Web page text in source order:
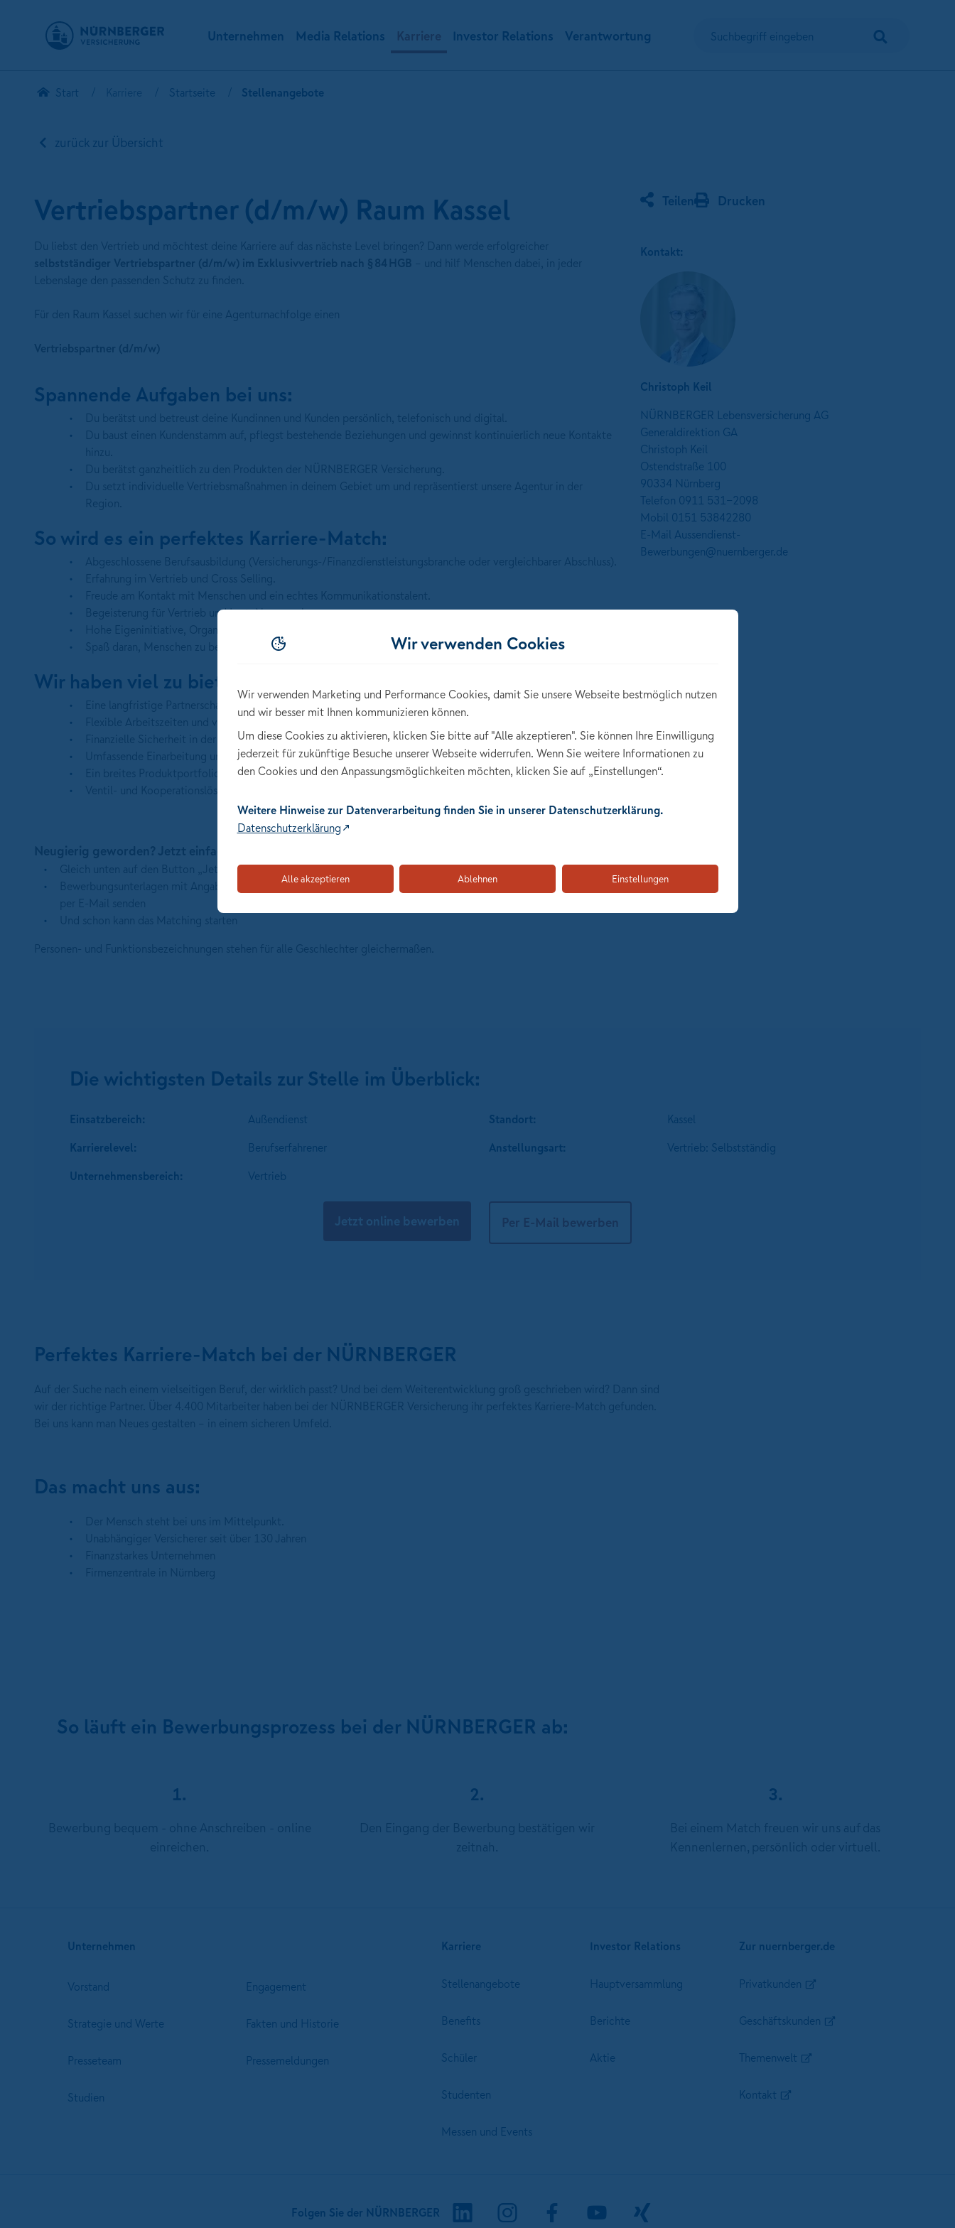
Unternehmen Media Relations Karriere Investor Relations Verantwortung Suchbegriff eingeben
Start Karriere Startseite Stellenangebote
zurück zur Übersicht
Vertriebspartner (d/m/w) Raum Kassel
Spannende Aufgaben bei uns:
So wird es ein perfektes Karriere-Match:
Begeisterung für Vertrieb und Lust, Neues zu lernen.
Spaß daran, Menschen zu beraten und langfristige Beziehungen aufzubauen.
Wir haben viel zu bieten:
Eine langfristige Partnerschaft mit einer starken Marke.
Finanzielle Sicherheit in der Startphase sowie Planbarkeit deiner Einnahmen.
Umfassende Einarbeitung und Weiterbildungs- und Entwicklungsmöglichkeiten.
Ein breites Produktportfolio mit sehr guter Wettbewerbsposition.
Gleich unten auf den Button „Jetzt online bewerben“ klicken
Bewerbungsunterlagen mit Angabe der Stellennummer 50408 über unser Bewerberformular oder in einer PDF-Datei
Teilen Drucken
Kontakt:
Christoph Keil
NÜRNBERGER Lebensversicherung AG
Generaldirektion GA
Christoph Keil
Ostendstraße 100
90334 Nürnberg
Telefon 0911 531-2098
Mobil 0151 53842280
E-Mail Aussendienst-
Bewerbungen@nuernberger.de
Die wichtigsten Details zur Stelle im Überblick:
Einsatzbereich:
Außendienst
Karrierelevel:
Berufserfahrener
Unternehmens­bereich:
Vertrieb
Standort:
Kassel
Anstellungsart:
Vertrieb: Selbstständig
Jetzt online bewerben Per E-Mail bewerben
Perfektes Karriere-Match bei der NÜRNBERGER
Das macht uns aus:
So läuft ein Bewerbungsprozess bei der NÜRNBERGER ab:
1. 2. 3.
Unternehmen
Vorstand Engagement
Strategie und Werte Fakten und Historie
Presseteam Pressemeldungen
Studien
Karriere
Stellenangebote
Benefits
Schüler
Studenten
Messen und Events
Investor Relations
Hauptversammlung
Berichte
Aktie
Zur nuernberger.de
Privatkunden
Geschäftskunden
Themenwelt
Kontakt
Folgen Sie der NÜRNBERGER
Wir verwenden Cookies
Wir verwenden Marketing und Performance Cookies, damit Sie unsere Webseite bestmöglich nutzen
und wir besser mit Ihnen kommunizieren können.
Um diese Cookies zu aktivieren, klicken Sie bitte auf "Alle akzeptieren". Sie können Ihre Einwilligung
jederzeit für zukünftige Besuche unserer Webseite widerrufen. Wenn Sie weitere Informationen zu
den Cookies und den Anpassungsmöglichkeiten möchten, klicken Sie auf „Einstellungen“.
Weitere Hinweise zur Datenverarbeitung finden Sie in unserer Datenschutzerklärung.
Datenschutzerklärung
Alle akzeptieren Ablehnen Einstellungen